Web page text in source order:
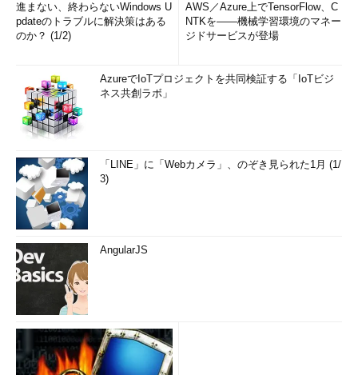
進まない、終わらないWindows U
pdateのトラブルに解決策はある
のか？ (1/2)
AWS／Azure上でTensorFlow、C
NTKを――機械学習環境のマネー
ジドサービスが登場
AzureでIoTプロジェクトを共同検証する「IoTビジ
ネス共創ラボ」
「LINE」に「Webカメラ」、のぞき見られた1月 (1/
3)
AngularJS